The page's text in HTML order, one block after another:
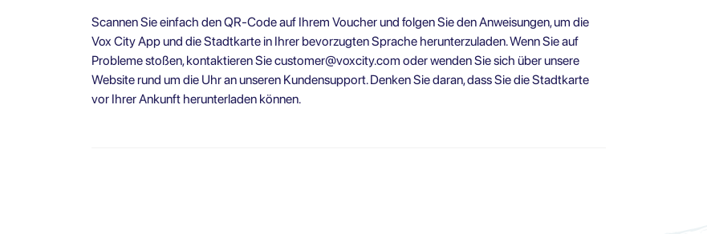
Scannen Sie einfach den QR-Code auf Ihrem Voucher und folgen Sie den Anweisungen, um die
Vox City App und die Stadtkarte in Ihrer bevorzugten Sprache herunterzuladen. Wenn Sie auf
Probleme stoßen, kontaktieren Siecustomer@voxcity.com oder wenden Sie sich über unsere
Website rund um die Uhr an unseren Kundensupport. Denken Sie daran, dass Sie die Stadtkarte
vor Ihrer Ankunft herunterladen können.